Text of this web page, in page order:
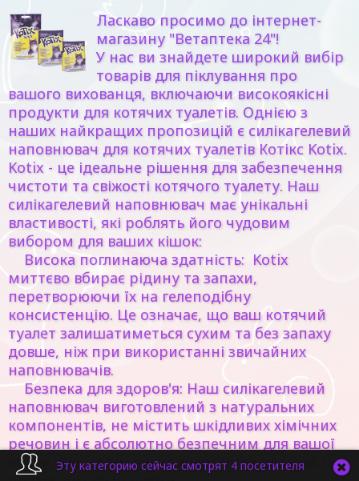
Ласкаво просимо до інтернет-
магазину "Ветаптека 24"!
У нас ви знайдете широкий вибір
товарів для піклування про
вашого вихованця, включаючи високоякісні
продукти для котячих туалетів. Однією з
наших найкращих пропозицій є силікагелевий
наповнювач для котячих туалетів Котікс Kotix.
Kotix - це ідеальне рішення для забезпечення
чистоти та свіжості котячого туалету. Наш
силікагелевий наповнювач має унікальні
властивості, які роблять його чудовим
вибором для ваших кішок:
Висока поглинаюча здатність: Kotix
миттєво вбирає рідину та запахи,
перетворюючи їх на гелеподібну
консистенцію. Це означає, що ваш котячий
туалет залишатиметься сухим та без запаху
довше, ніж при використанні звичайних
наповнювачів.
Безпека для здоров'я: Наш силікагелевий
наповнювач виготовлений з натуральних
компонентів, не містить шкідливих хімічних
речовин і є абсолютно безпечним для вашої
кішки. Він не викликає алергічних реакцій і не
Эту категорию сейчас смотрят 4 посетителя